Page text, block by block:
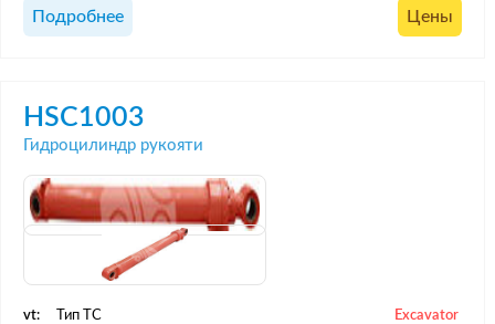
Подробнее Цены
HSC1003
Гидроцилиндр рукояти
vt: Тип ТС
Excavator